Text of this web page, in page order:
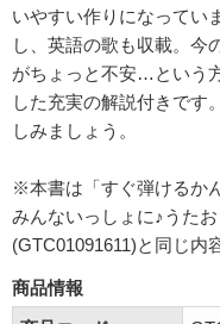
いやすい作りになってい
し、英語の歌も収載。今
がちょっと不安…という
した充実の解説付きです
しみましょう。
※本書は「すぐ弾けるか
みんないっしょに♪うた
(GTC01091611)と同じ内
商品情報